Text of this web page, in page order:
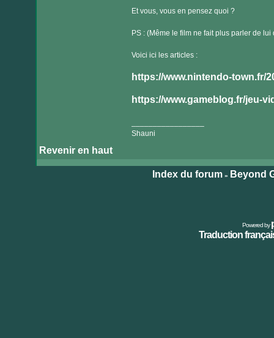
Et vous, vous en pensez quoi ?
PS : (Même le film ne fait plus parler de
Voici ici les articles :
https://www.nintendo-town.fr/
https://www.gameblog.fr/jeu-
Shauni
Revenir en haut
Index du forum» Beyond
Powered by
Traduction